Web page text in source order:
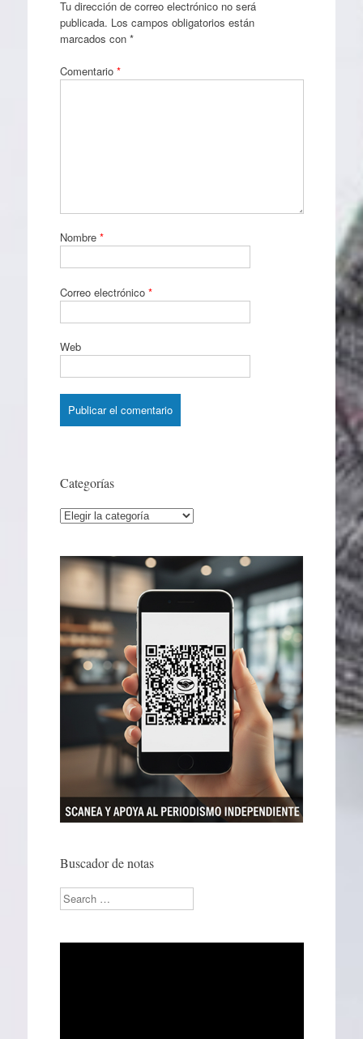
Tu dirección de correo electrónico no será
publicada. Los campos obligatorios están
marcados con *
Comentario *
Nombre *
Correo electrónico *
Web
Categorías
Categorías
Buscador de notas
Search